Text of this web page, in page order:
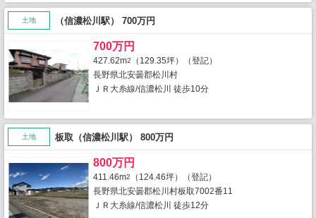
土地 （信濃松川駅） 700万円
700万円
427.62m2
（129.35坪）（登記）
長野県北安曇郡松川村
ＪＲ大糸線/信濃松川 徒歩10分
土地 板取（信濃松川駅） 800万円
800万円
411.46m2
（124.46坪）（登記）
長野県北安曇郡松川村板取7002番11
ＪＲ大糸線/信濃松川 徒歩12分